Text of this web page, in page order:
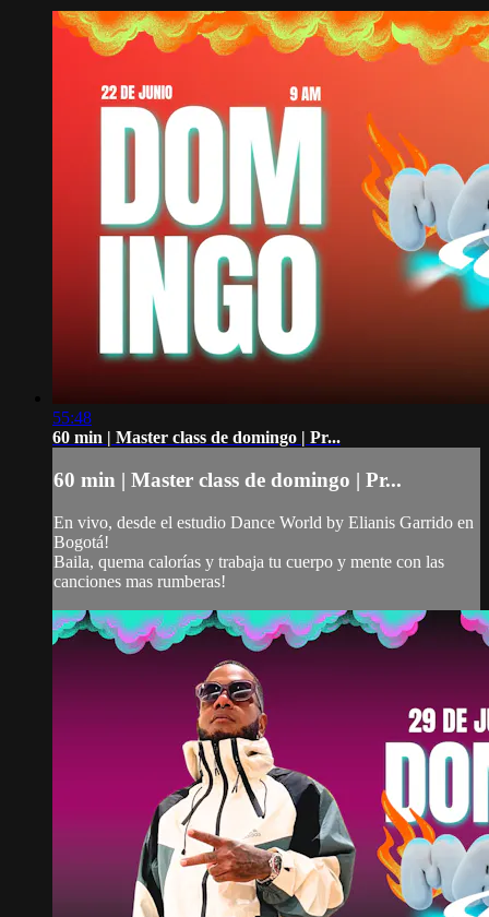
55:48
60 min | Master class de domingo | Pr...
60 min | Master class de domingo | Pr...
En vivo, desde el estudio Dance World by Elianis Garrido en
Bogotá!
Baila, quema calorías y trabaja tu cuerpo y mente con las
canciones mas rumberas!